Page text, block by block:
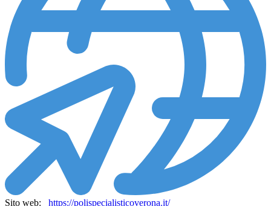
Sito web:
https://polispecialisticoverona.it/